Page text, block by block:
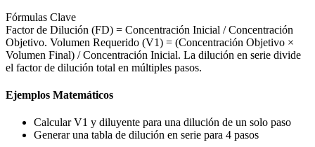
Fórmulas Clave
Factor de Dilución (FD) = Concentración Inicial / Concentración
Objetivo. Volumen Requerido (V1) = (Concentración Objetivo ×
Volumen Final) / Concentración Inicial. La dilución en serie divide
el factor de dilución total en múltiples pasos.
Ejemplos Matemáticos
Calcular V1 y diluyente para una dilución de un solo paso
Generar una tabla de dilución en serie para 4 pasos